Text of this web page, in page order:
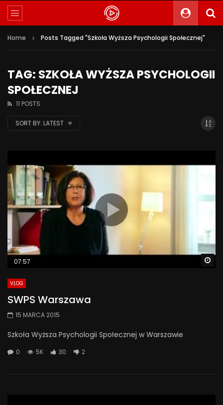
Home Posts Tagged "Szkoła Wyższa Psychologii Społecznej"
TAG: SZKOŁA WYŻSZA PSYCHOLOGII
SPOŁECZNEJ
11 POSTS
SORT BY: LATEST
07:57
VLOG
SWPS Warszawa
15 MARCA 2015
Szkoła Wyższa Psychologii Społecznej w Warszawie
0 5K 30 2